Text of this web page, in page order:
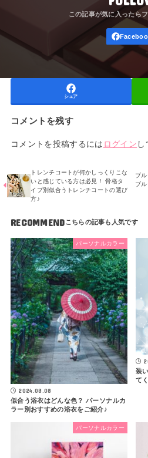
シェア
コメントを残す
コメントを投稿するには ログイン し
トレンチコートが何かしっくりこな
いと感じている方は必見！ 骨格タ
イプ別似合うトレンチコートの選び
方♪
ブ
ブル
RECOMMEND
パーソナルカラー
2024.08.08
似合う浴衣はどんな色？ パーソナルカ
ラー別おすすめの浴衣をご紹介♪
装
て
パーソナルカラー